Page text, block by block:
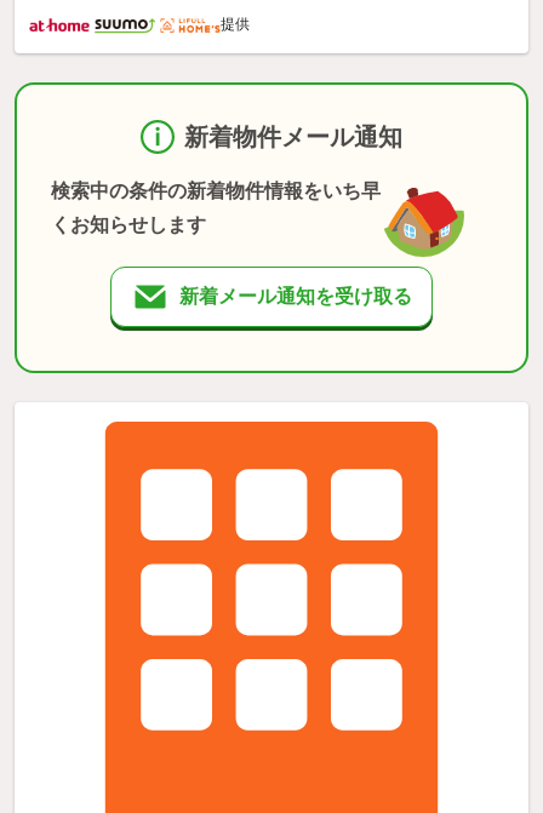
提供
新着物件メール通知
検索中の条件の新着物件情報をいち早
くお知らせします
新着メール通知を受け取る